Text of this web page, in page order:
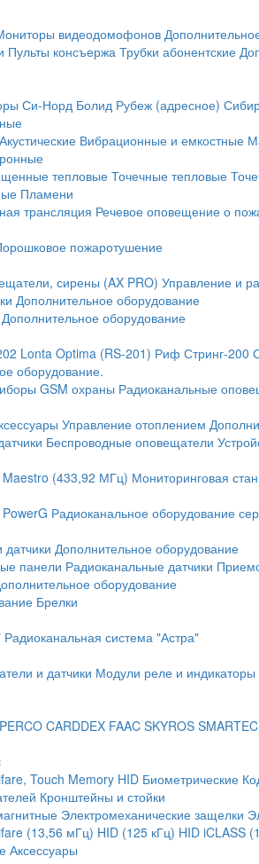
видеодомофонов
Пульты консъержа Трубки абонентские
Си-Норд Болид Рубеж (адресное)
Акустические Вибрационные и емкостные
тепловые Точечные тепловые
Пламени
трансляция Речевое оповещение о
пожаротушение
сирены (AX PRO) Управление и
Дополнительное оборудование
Дополнительное оборудование
Lonta Optima (RS-201) Риф Стринг-200
оборудование.
GSM охраны Радиоканальные
Управление отоплением
Беспроводные оповещатели
Maestro (433,92 МГц) Мониторинговая
Радиоканальное оборудование
Дополнительное оборудование
панели Радиоканальные датчики
оборудование
Брелки
Радиоканальная система "Астра"
и датчики Модули реле и индикаторы
PERCO CARDDEX FAAC SKYROS SMARTEC
Touch Memory HID Биометрические
Кронштейны и стойки
Электромеханические защелки
(13,56 мГц) HID (125 кГц) HID iCLASS
Аксессуары